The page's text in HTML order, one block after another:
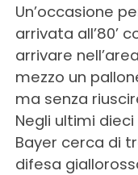
Un’occasione
arrivata all’80’
arrivare
mezzo un
ma senza
Negli ultimi
Bayer cerca di
difesa